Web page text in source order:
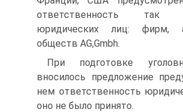
ответственность так
юридических лиц: фирм,
обществ AG,Gmbh.
При подготовке
вносилось предложение
нем ответственность
оно не было принято.